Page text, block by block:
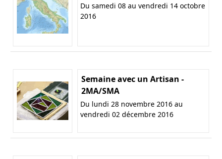
Du samedi 08 au vendredi 14 octobre
2016
Semaine avec un Artisan -
2MA/SMA
Du lundi 28 novembre 2016 au
vendredi 02 décembre 2016